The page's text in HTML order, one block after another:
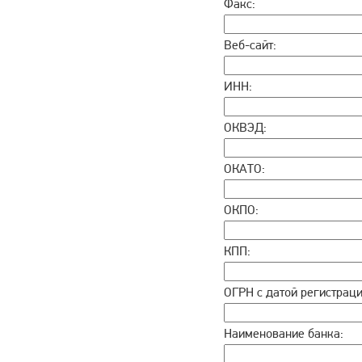
Факс:
Веб-сайт:
ИНН:
ОКВЭД:
ОКАТО:
ОКПО:
КПП:
ОГРН с датой
Наименование банка: